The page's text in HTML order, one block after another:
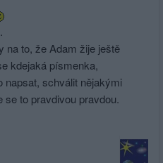
na to, že Adam žije ještě
kdejaká písmenka,
napsat, schválit nějakými
to pravdivou pravdou.